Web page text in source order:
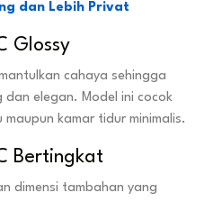
dan Lebih Privat
Glossy
cahaya sehingga
elegan. Model ini cocok
kamar tidur minimalis.
Bertingkat
dimensi tambahan yang